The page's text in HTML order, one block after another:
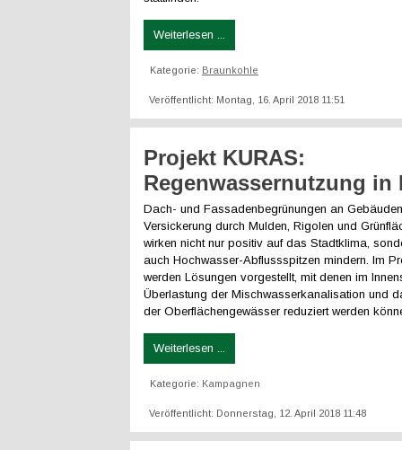
Weiterlesen ...
Kategorie: Braunkohle
Veröffentlicht: Montag, 16. April 2018 11:51
Projekt KURAS:
Regenwassernutzung in
Dach- und Fassadenbegrünungen an
Versickerung durch Mulden, Rigolen und
wirken nicht nur positiv auf das Stadtklima,
auch Hochwasser-Abflussspitzen mindern. Im
werden Lösungen vorgestellt, mit denen im
Überlastung der Mischwasserkanalisation und
der Oberflächengewässer reduziert werden
Weiterlesen ...
Kategorie: Kampagnen
Veröffentlicht: Donnerstag, 12. April 2018 11:48